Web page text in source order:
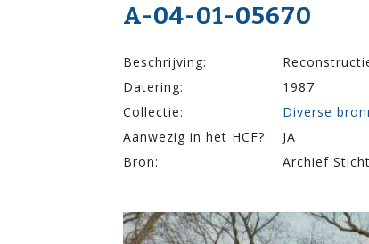
A-04-01-05670
Beschrijving:
Datering:
1987
Collectie:
Diverse
Aanwezig in het HCF?:
JA
Bron:
Archief